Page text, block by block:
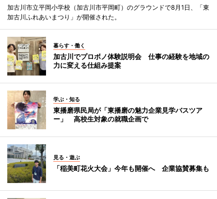
加古川市立平岡小学校（加古川市平岡町）のグラウンドで8月1日、「東
加古川ふれあいまつり」が開催された。
暮らす・働く
加古川でプロボノ体験説明会 仕事の経験を地域の
力に変える仕組み提案
学ぶ・知る
東播磨県民局が「東播磨の魅力企業見学バスツア
ー」 高校生対象の就職企画で
見る・遊ぶ
「稲美町花火大会」今年も開催へ 企業協賛募集も